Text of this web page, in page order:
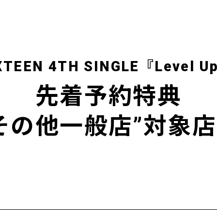
4TH SINGLE『Level Up
先着予約特典
の他一般店”対象